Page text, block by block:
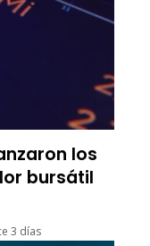
los
bursátil
3 días